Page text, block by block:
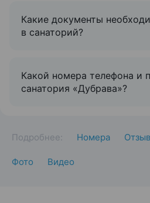
Какие документы
в санаторий?
Какой номера телефона и
санатория «Дубрава»?
Подробнее: Номера
Фото Видео